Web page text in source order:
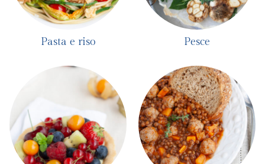
Pasta e riso Pesce